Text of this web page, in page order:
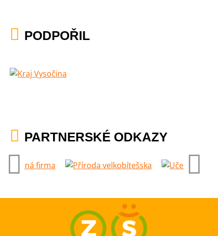
PODPOŘIL
PARTNERSKÉ ODKAZY